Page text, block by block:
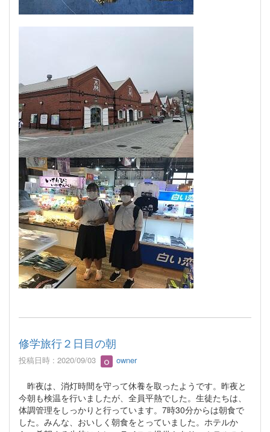
修学旅行２日目の朝
投稿日時 : 2020/09/03 owner
昨夜は、消灯時間を守って休養を取ったようです。昨夜と
今朝も検温を行いましたが、全員平熱でした。生徒たちは、
体調管理をしっかりと行っています。7時30分からは朝食で
した。みんな、おいしく朝食をとっていました。ホテルか